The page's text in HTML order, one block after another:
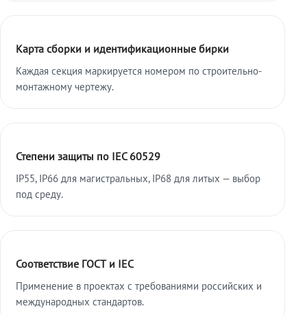
Карта сборки и идентификационные бирки
Каждая секция маркируется номером по строительно-
монтажному чертежу.
Степени защиты по IEC 60529
IP55, IP66 для магистральных, IP68 для литых — выбор
под среду.
Соответствие ГОСТ и IEC
Применение в проектах с требованиями российских и
международных стандартов.